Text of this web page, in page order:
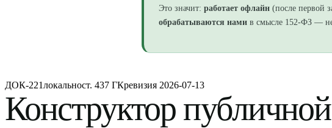
Это значит: работает офлайн (после первой
обрабатываются нами в смысле 152-ФЗ —
ДОК-221локальност. 437 ГКревизия 2026-07-13
Конструктор